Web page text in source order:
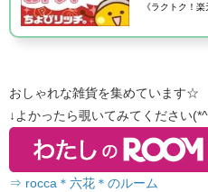
《ラクトク！
おしゃれな雑貨を集めています☆
↓よかったら覗いてみてください
⇒ rocca＊六花＊のルーム